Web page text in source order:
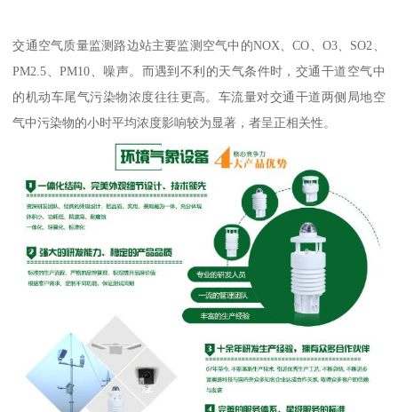
交通空气质量监测路边站主要监测空气中的NOX、CO、O3、SO2、
PM2.5、PM10、噪声。而遇到不利的天气条件时，交通干道空气中
的机动车尾气污染物浓度往往更高。车流量对交通干道两侧局地空
气中污染物的小时平均浓度影响较为显著，者呈正相关性。